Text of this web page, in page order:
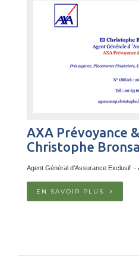
AXA Prévoyance
Christophe
Agent Général d’Assurance Exclusif -
EN SAVOIR PLUS